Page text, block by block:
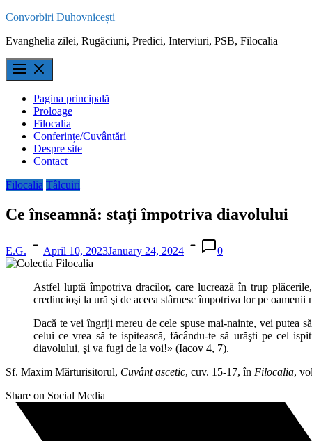
Skip
content
Convorbiri Duhovnicești
Evanghelia zilei, Rugăciuni, Predici, Interviuri, PSB, Filocalia
Pagina principală
Proloage
Filocalia
Conferințe/Cuvântări
Despre site
Contact
Filocalia Tâlcuiri
Ce înseamnă: stați împotriva diavolului
E.G. April 10, 2023January 24, 2024 0
Astfel luptă împotriva dracilor, care lucrează în trup
credincioşi la ură şi de aceea stârnesc împotriva lor pe
Dacă te vei îngriji mereu de cele spuse mai-nainte, vei putea
celui ce vrea să te ispitească, făcându-te să urăşti pe cel
diavolului, şi va fugi de la voi!» (Iacov 4, 7).
Sf. Maxim Mărturisitorul, Cuvânt ascetic, cuv. 15-17, în Filocalia,
Share on Social Media